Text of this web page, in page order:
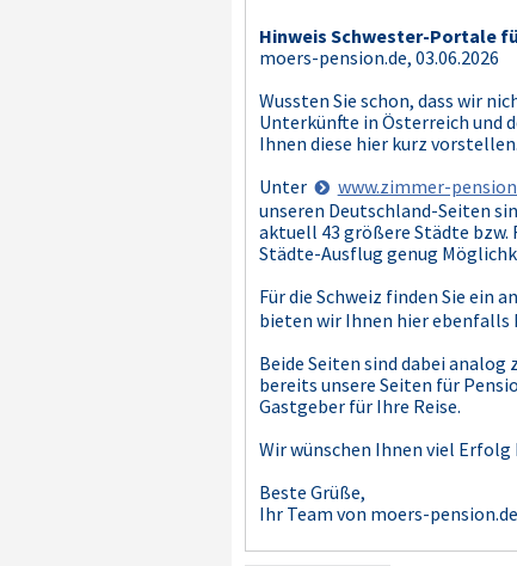
Hinweis Schwester-Portale
moers-pension.de, 03.06.2026
Wussten Sie schon, dass wir
Unterkünfte in Österreich und
Ihnen diese hier kurz vorstellen.
Unter
www.zimmer-
unseren Deutschland-Seiten
aktuell 43 größere Städte bzw.
Städte-Ausflug genug
Für die Schweiz finden Sie ein
bieten wir Ihnen hier ebenfalls
Beide Seiten sind dabei
bereits unsere Seiten für
Gastgeber für Ihre Reise.
Wir wünschen Ihnen viel Erfolg
Beste Grüße,
Ihr Team von moers-pension.de